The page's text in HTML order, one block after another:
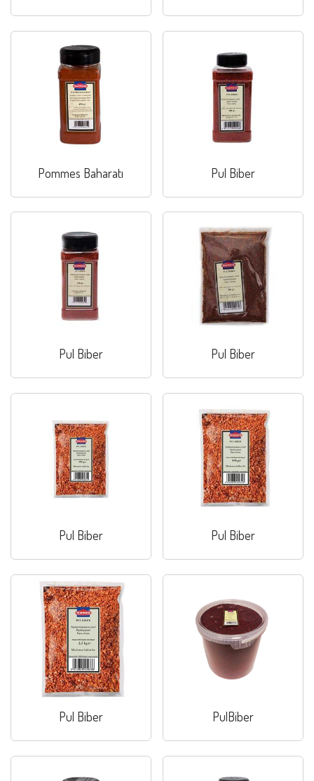
Pommes Baharatı Pul Biber
Pul Biber Pul Biber
Pul Biber Pul Biber
Pul Biber PulBiber